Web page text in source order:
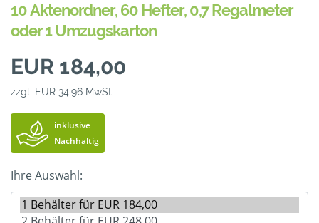
10 Aktenordner, 60 Hefter, 0,7 Regalmeter
oder 1 Umzugskarton
EUR 184,00
zzgl. EUR 34,96 MwSt.
inklusive
Nachhaltig
Ihre Auswahl: